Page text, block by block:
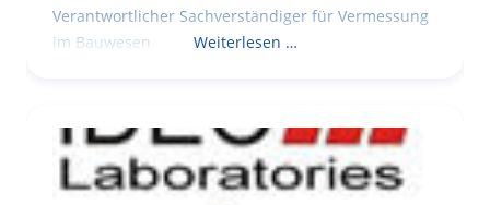
Verantwortlicher Sachverständiger für Vermessung
im Bauwesen
Weiterlesen …